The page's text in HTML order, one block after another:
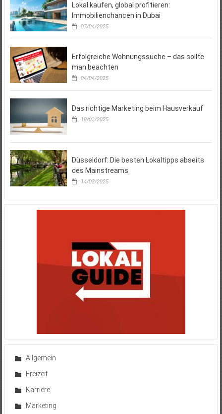
Lokal kaufen, global profitieren:
Immobilienchancen in Dubai
07/04/2025
Erfolgreiche Wohnungssuche – das sollte
man beachten
04/04/2025
Das richtige Marketing beim Hausverkauf
19/03/2025
Düsseldorf: Die besten Lokaltipps abseits
des Mainstreams
14/03/2025
Allgemein
Freizeit
Karriere
Marketing